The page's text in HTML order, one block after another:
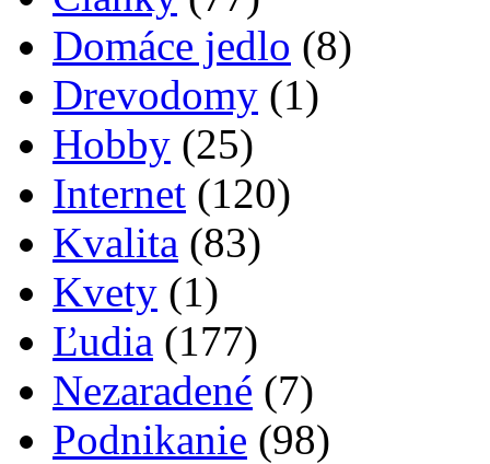
Domáce jedlo (8)
Drevodomy (1)
Hobby (25)
Internet (120)
Kvalita (83)
Kvety (1)
Ľudia (177)
Nezaradené (7)
Podnikanie (98)